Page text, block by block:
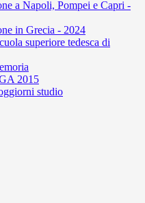
a Napoli, Pompei e Capri -
in Grecia - 2024
superiore tedesca di
2015
studio